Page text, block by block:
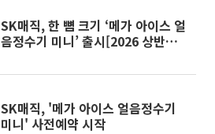
SK매직, 한 뼘 크기 ‘메가 아이스 얼
음정수기 미니’ 출시[2026 상반기
SK매직, '메가 아이스 얼음정수기
미니' 사전예약 시작